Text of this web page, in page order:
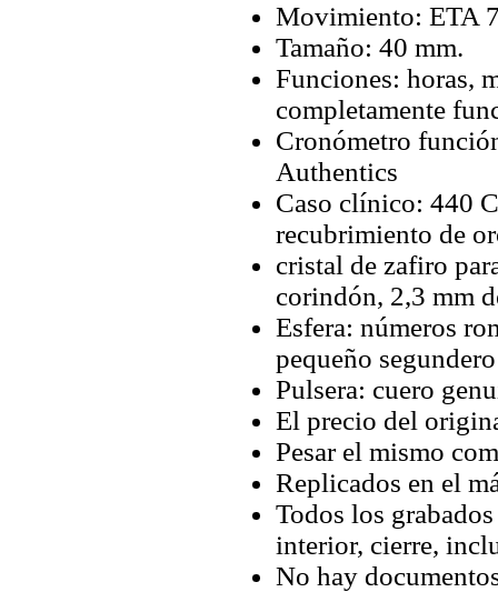
Movimiento: ETA
Tamaño: 40 mm.
Funciones: horas,
completamente
Cronómetro
Authentics
Caso clínico: 440
recubrimiento de
cristal de zafiro
corindón, 2,3 mm
Esfera: números
pequeño
Pulsera: cuero
El precio del
Pesar el mismo
Replicados en el
Todos los
interior, cierre,
No hay